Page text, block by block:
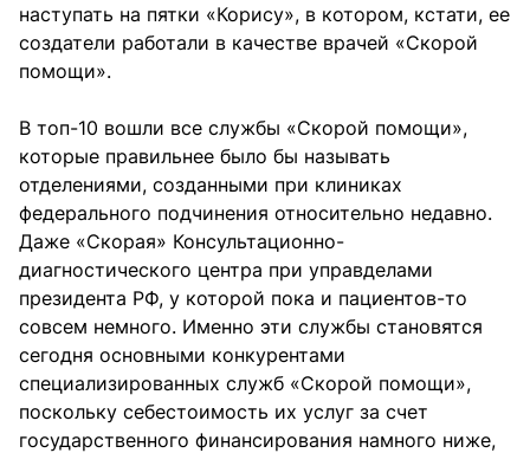
наступать на пятки «Корису», в котором, кстати, ее
создатели работали в качестве врачей «Скорой
помощи».
В топ-10 вошли все службы «Скорой помощи»,
которые правильнее было бы называть
отделениями, созданными при клиниках
федерального подчинения относительно недавно.
Даже «Скорая» Консультационно-
диагностического центра при управделами
президента РФ, у которой пока и пациентов-то
совсем немного. Именно эти службы становятся
сегодня основными конкурентами
специализированных служб «Скорой помощи»,
поскольку себестоимость их услуг за счет
государственного финансирования намного ниже,